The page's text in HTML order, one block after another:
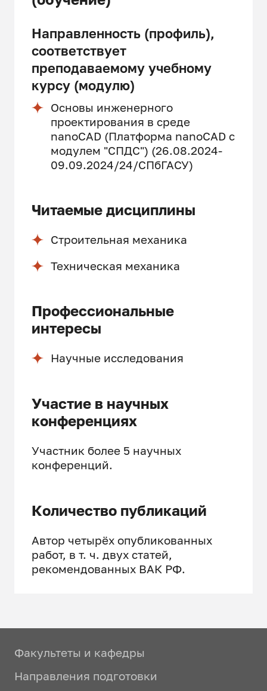
Направленность (профиль),
соответствует
преподаваемому учебному
курсу (модулю)
Основы инженерного
проектирования в среде
nanoCAD (Платформа nanoCAD c
модулем "СПДС") (26.08.2024-
09.09.2024/24/СПбГАСУ)
Читаемые дисциплины
Строительная механика
Техническая механика
Профессиональные
интересы
Научные исследования
Участие в научных
конференциях
Участник более 5 научных
конференций.
Количество публикаций
Автор четырёх опубликованных
работ, в т. ч. двух статей,
рекомендованных ВАК РФ.
Факультеты и кафедры
Направления подготовки